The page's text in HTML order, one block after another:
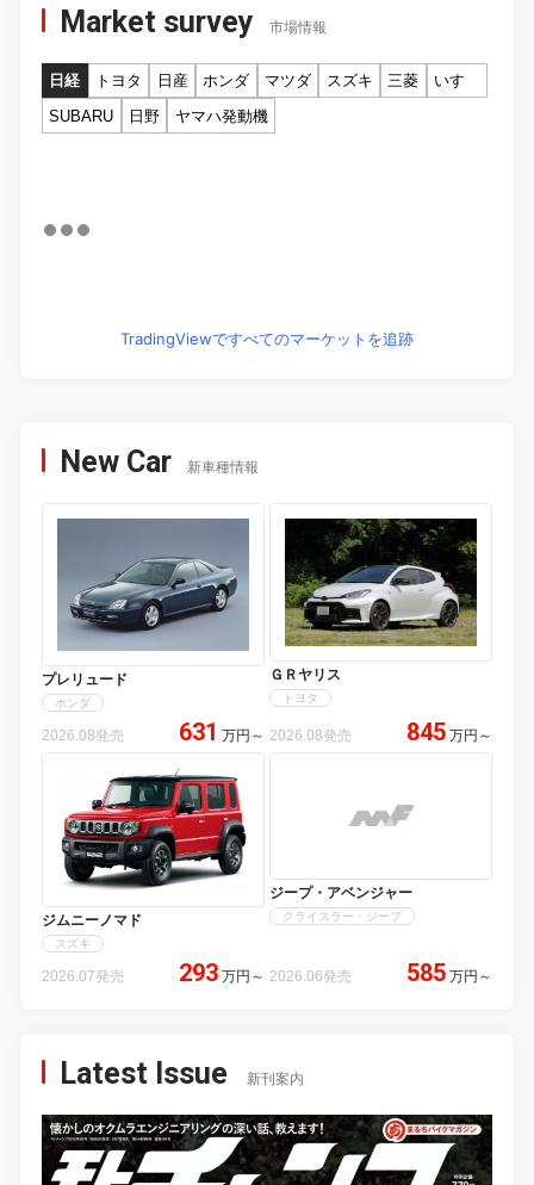
Market survey 市場情報
日経 トヨタ 日産 ホンダ マツダ スズキ 三菱
いすゞ
SUBARU
日野 ヤマハ発動機
TradingViewですべてのマーケットを追跡
New Car 新車種情報
プレリュード
ホンダ
2026.08発売 631 万円 ～
ＧＲヤリス
トヨタ
2026.08発売 845 万円 ～
ジムニーノマド
スズキ
2026.07発売 293 万円 ～
ジープ・アベンジャー
クライスラー・ジープ
2026.06発売 585 万円 ～
Latest Issue 新刊案内